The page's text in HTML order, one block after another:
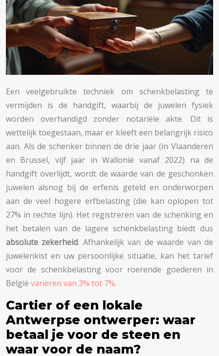
Een veelgebruikte techniek om schenkbelasting te
vermijden is de handgift, waarbij de juwelen fysiek
worden overhandigd zonder notariële akte. Dit is
wettelijk toegestaan, maar er kleeft een belangrijk risico
aan. Als de schenker binnen de drie jaar (in Vlaanderen
en Brussel, vijf jaar in Wallonië vanaf 2022) na de
handgift overlijdt, wordt de waarde van de geschonken
juwelen alsnog bij de erfenis geteld en onderworpen
aan de veel hogere erfbelasting (die kan oplopen tot
27% in rechte lijn). Het registreren van de schenking en
het betalen van de lagere schenkbelasting biedt dus
absolute zekerheid. Afhankelijk van de waarde van de
juwelenkist en uw persoonlijke situatie, kan het tarief
voor de schenkbelasting voor roerende goederen in
België variëren van 3% tot 7%.
Cartier of een lokale
Antwerpse ontwerper: waar
betaal je voor de steen en
waar voor de naam?